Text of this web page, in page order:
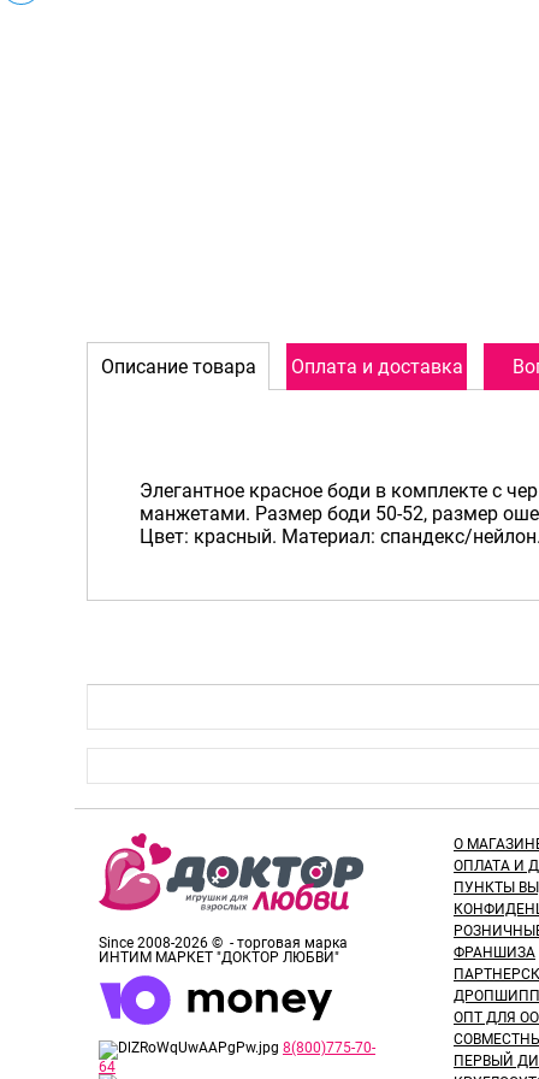
Описание товара Оплата и доставка
Элегантное красное боди в комплекте с
манжетами. Размер боди 50-52, размер
Цвет: красный. Материал: спандекс/
Since 2008-2026 © - торговая марка
ИНТИМ МАРКЕТ "ДОКТОР ЛЮБВИ"
8(800)775-70-
64
О
ОПЛАТА И
ПУНКТЫ
ФРАНШИЗА
ОПТ ДЛЯ
ПЕРВЫЙ